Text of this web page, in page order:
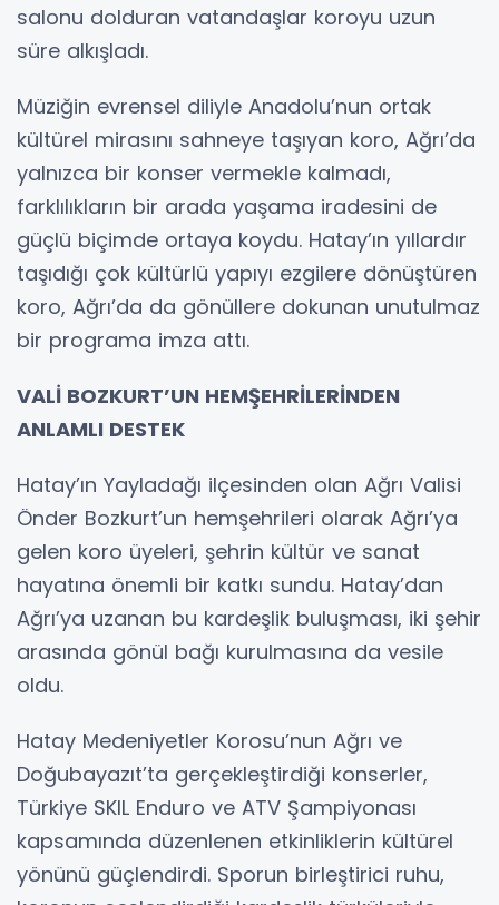
salonu dolduran vatandaşlar koroyu uzun
süre alkışladı.
Müziğin evrensel diliyle Anadolu’nun ortak
kültürel mirasını sahneye taşıyan koro, Ağrı’da
yalnızca bir konser vermekle kalmadı,
farklılıkların bir arada yaşama iradesini de
güçlü biçimde ortaya koydu. Hatay’ın yıllardır
taşıdığı çok kültürlü yapıyı ezgilere dönüştüren
koro, Ağrı’da da gönüllere dokunan unutulmaz
bir programa imza attı.
VALİ BOZKURT’UN HEMŞEHRİLERİNDEN
ANLAMLI DESTEK
Hatay’ın Yayladağı ilçesinden olan Ağrı Valisi
Önder Bozkurt’un hemşehrileri olarak Ağrı’ya
gelen koro üyeleri, şehrin kültür ve sanat
hayatına önemli bir katkı sundu. Hatay’dan
Ağrı’ya uzanan bu kardeşlik buluşması, iki şehir
arasında gönül bağı kurulmasına da vesile
oldu.
Hatay Medeniyetler Korosu’nun Ağrı ve
Doğubayazıt’ta gerçekleştirdiği konserler,
Türkiye SKIL Enduro ve ATV Şampiyonası
kapsamında düzenlenen etkinliklerin kültürel
yönünü güçlendirdi. Sporun birleştirici ruhu,